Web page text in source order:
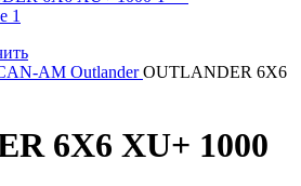
AM OutlanderOUTLANDER 6X6
6X6 XU+ 1000